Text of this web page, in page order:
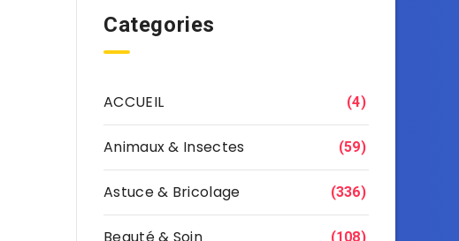
Categories
ACCUEIL (4)
Animaux & Insectes (59)
Astuce & Bricolage (336)
(108)